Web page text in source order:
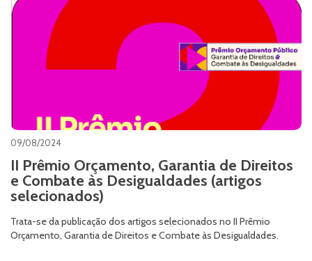
09/08/2024
II Prêmio Orçamento, Garantia de Direitos
e Combate às Desigualdades (artigos
selecionados)
Trata-se da publicação dos artigos selecionados no II Prêmio
Orçamento, Garantia de Direitos e Combate às Desigualdades.